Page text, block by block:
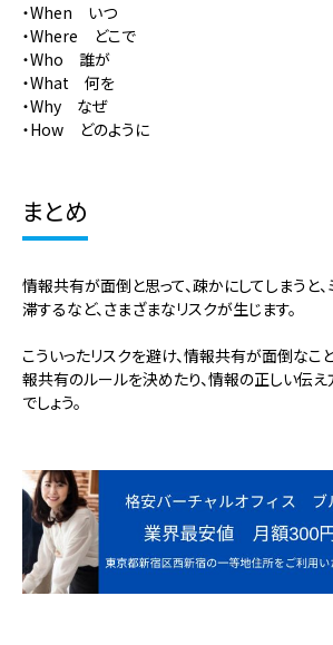
・When いつ
・Where どこで
・Who 誰が
・What 何を
・Why なぜ
・How どのように
まとめ
情報共有が面倒と思って、疎かにしてしまうと
滞するなど、さまざまなリスクが生じます。
こういったリスクを避け、情報共有が面倒なこ
報共有のルールを決めたり、情報の正しい伝
でしょう。